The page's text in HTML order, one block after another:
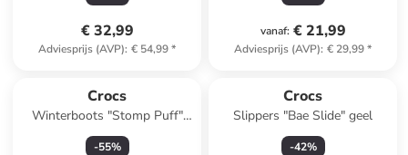
€ 32,99
Adviesprijs (AVP): € 54,99*
vanaf: € 21,99
Adviesprijs (AVP): € 29,99*
Crocs
Winterboots "Stomp Puff"
zwart
-55%
Crocs
Slippers "Bae Slide" geel
-42%